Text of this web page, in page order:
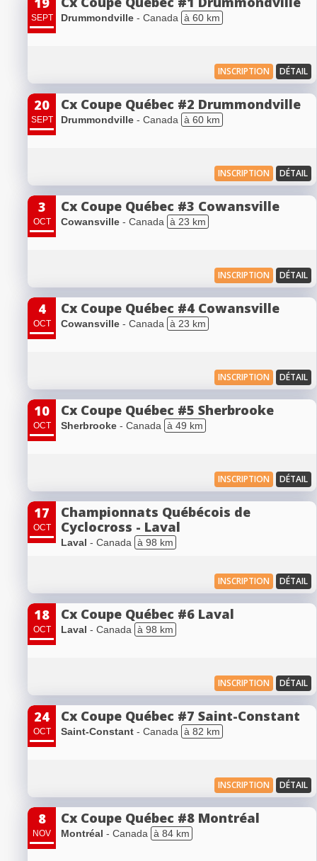
SEPT Drummondville - Canada à 60 km
INSCRIPTION DÉTAIL
20
SEPT
Cx Coupe Québec #2 Drummondville
Drummondville - Canada à 60 km
INSCRIPTION DÉTAIL
3
OCT
Cx Coupe Québec #3 Cowansville
Cowansville - Canada à 23 km
INSCRIPTION DÉTAIL
4
OCT
Cx Coupe Québec #4 Cowansville
Cowansville - Canada à 23 km
INSCRIPTION DÉTAIL
10
OCT
Cx Coupe Québec #5 Sherbrooke
Sherbrooke - Canada à 49 km
INSCRIPTION DÉTAIL
17
OCT
Championnats Québécois de
Cyclocross - Laval
Laval - Canada à 98 km
INSCRIPTION DÉTAIL
18
OCT
Cx Coupe Québec #6 Laval
Laval - Canada à 98 km
INSCRIPTION DÉTAIL
24
OCT
Cx Coupe Québec #7 Saint-Constant
Saint-Constant - Canada à 82 km
INSCRIPTION DÉTAIL
8
NOV
Cx Coupe Québec #8 Montréal
Montréal - Canada à 84 km